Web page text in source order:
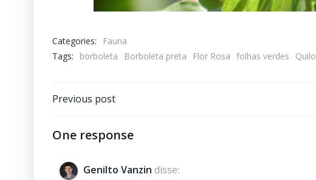
Categories:
Fauna
Tags:
borboleta Borboleta preta Flor Rosa folhas verdes
Post
navigation
Previous post
One response
Genilto Vanzin disse: